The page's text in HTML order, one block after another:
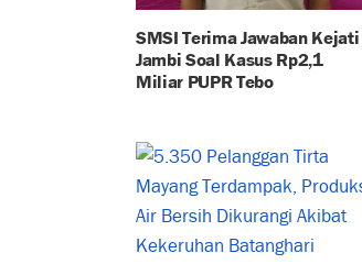
SMSI Terima Jawaban Kejati
Jambi Soal Kasus Rp2,1
Miliar PUPR Tebo